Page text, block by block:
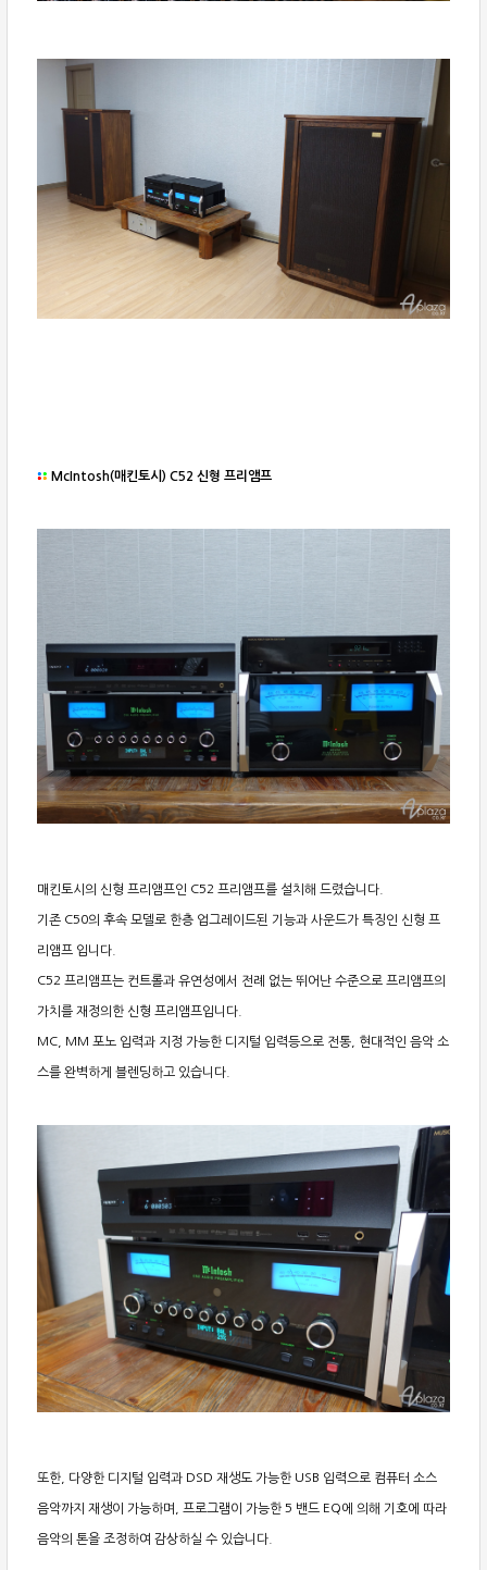
McIntosh(매킨토시) C52 신형 프리앰프
매킨토시의 신형 프리앰프인 C52 프리앰프를 설치해 드렸습니다.
기존 C50의 후속 모델로 한층 업그레이드된 기능과 사운드가 특징인 신형 프
리앰프 입니다.
C52 프리앰프는 컨트롤과 유연성에서 전례 없는 뛰어난 수준으로 프리앰프의
가치를 재정의한 신형 프리앰프입니다.
MC, MM 포노 입력과 지정 가능한 디지털 입력등으로 전통, 현대적인 음악 소
스를 완벽하게 블렌딩하고 있습니다.
또한, 다양한 디지털 입력과 DSD 재생도 가능한 USB 입력으로 컴퓨터 소스
음악까지 재생이 가능하며, 프로그램이 가능한 5 밴드 EQ에 의해 기호에 따라
음악의 톤을 조정하여 감상하실 수 있습니다.